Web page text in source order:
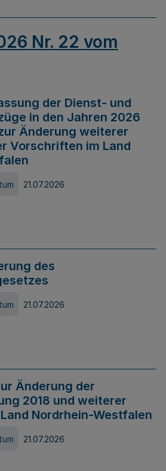
Nr. 22 vom
der Dienst- und
in den Jahren 2026
Änderung weiterer
Vorschriften im Land
21.07.2026
des
21.07.2026
Änderung der
2018 und weiterer
Nordrhein-Westfalen
21.07.2026